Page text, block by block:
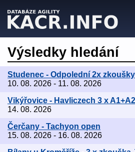
Výsledky hledání
Studenec - Odpolední 2x zkoušky
10. 08. 2026 - 11. 08. 2026
Vikýřovice - Havliczech 3 x
14. 08. 2026
Čerčany - Tachyon open
15. 08. 2026 - 16. 08. 2026